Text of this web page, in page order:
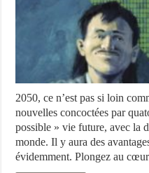
2050, ce n’est pas si loin
nouvelles concoctées par
possible » vie future, avec la
monde. Il y aura des
évidemment. Plongez au